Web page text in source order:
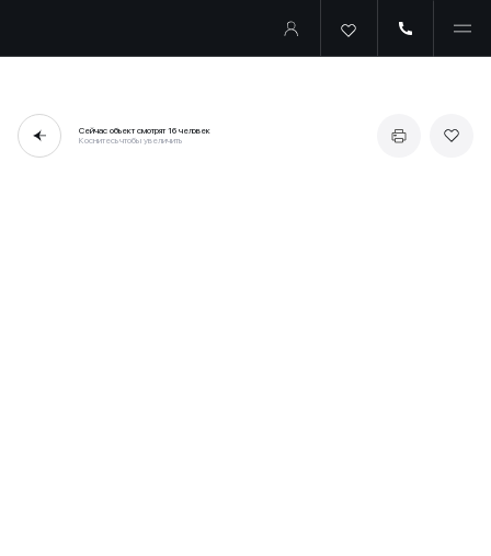
Сейчас объект смотрят16 человек
Коснитесь чтобы увеличить